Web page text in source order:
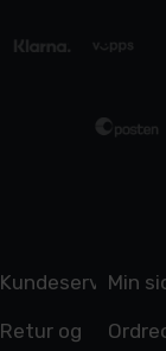
Kundeservice
Retur og
Min